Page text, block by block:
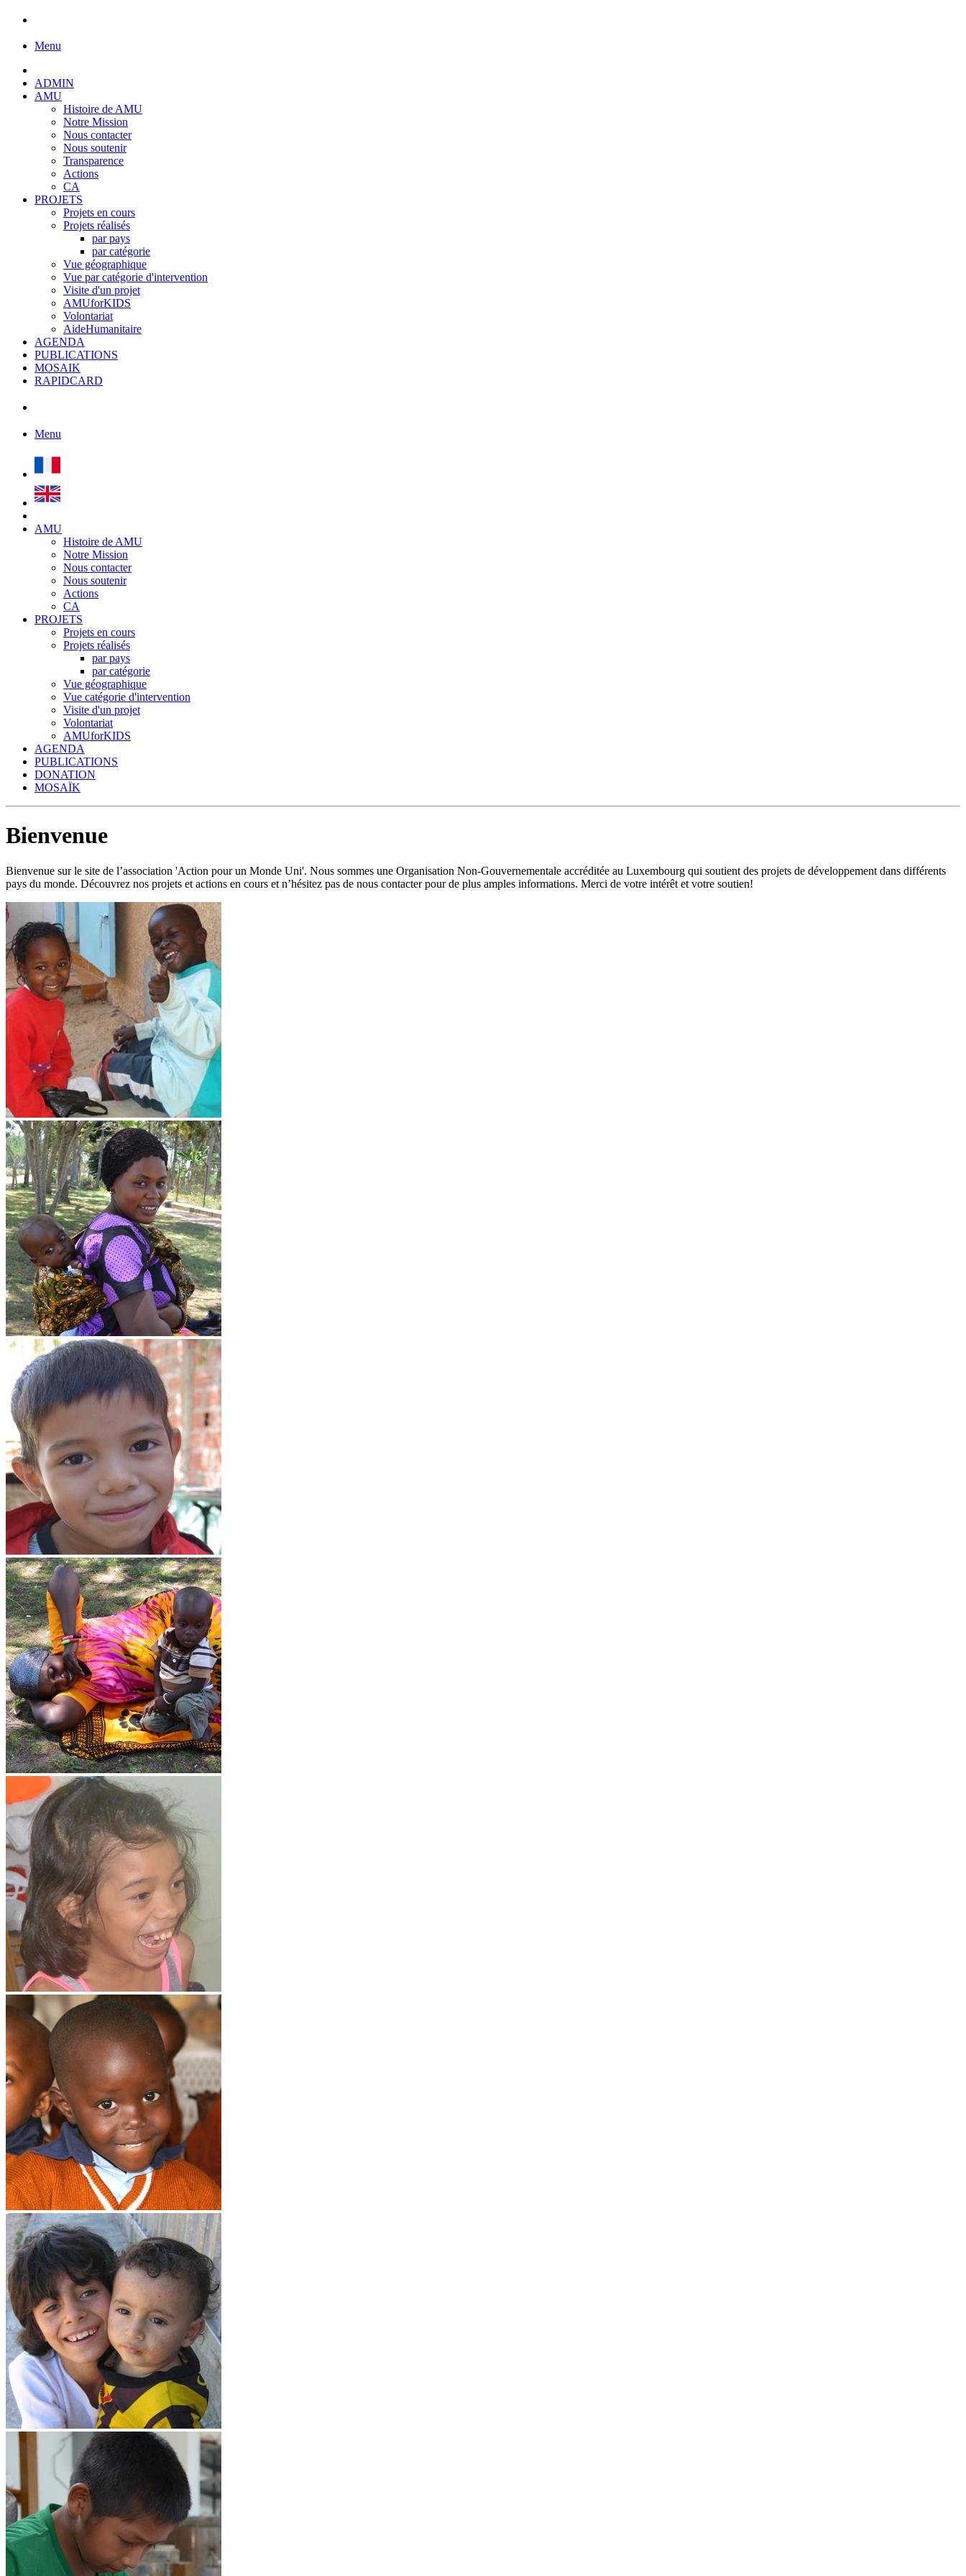
Menu
ADMIN
AMU
Histoire de AMU
Notre Mission
Nous contacter
Nous soutenir
Transparence
Actions
CA
PROJETS
Projets en cours
Projets réalisés
par pays
par catégorie
Vue géographique
Vue par catégorie d'intervention
Visite d'un projet
AMUforKIDS
Volontariat
AideHumanitaire
AGENDA
PUBLICATIONS
MOSAIK
RAPIDCARD
Menu
AMU
Histoire de AMU
Notre Mission
Nous contacter
Nous soutenir
Actions
CA
PROJETS
Projets en cours
Projets réalisés
par pays
par catégorie
Vue géographique
Vue catégorie d'intervention
Visite d'un projet
Volontariat
AMUforKIDS
AGENDA
PUBLICATIONS
DONATION
MOSAÏK
Bienvenue
Bienvenue sur le site de l’association 'Action pour un Monde Uni'. Nous sommes une Organisation Non-Gouvernementale accréditée au Luxembourg qui soutient des projets de développement dans différents
pays du monde. Découvrez nos projets et actions en cours et n’hésitez pas de nous contacter pour de plus amples informations. Merci de votre intérêt et votre soutien!